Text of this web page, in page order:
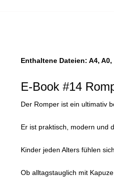
Enthaltene Dateien: A4, A0,
E-Book #14
Der Romper ist ein ultimativ
Er ist praktisch, modern und
Kinder jeden Alters fühlen
Ob alltagstauglich mit